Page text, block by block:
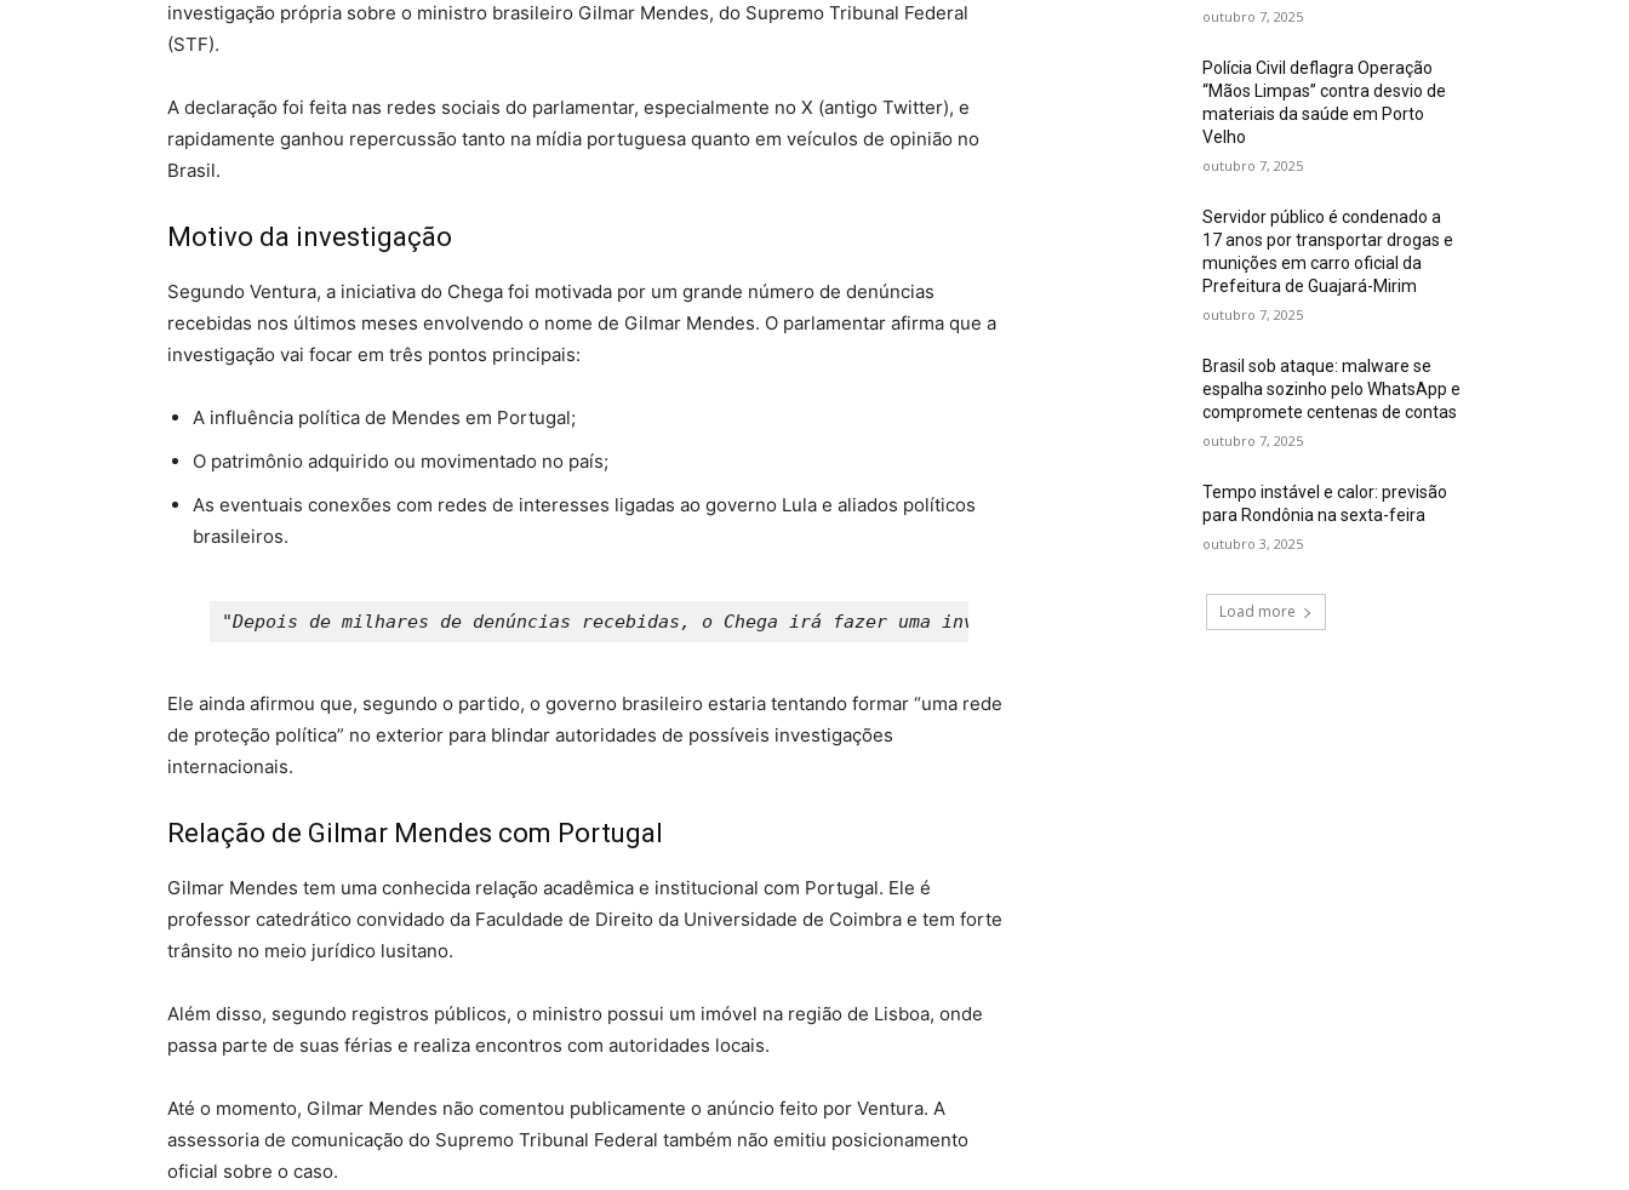
investigação própria sobre o ministro brasileiro Gilmar Mendes, do Supremo Tribunal Federal
(STF).
A declaração foi feita nas redes sociais do parlamentar, especialmente no X (antigo Twitter), e
rapidamente ganhou repercussão tanto na mídia portuguesa quanto em veículos de opinião no
Brasil.
Motivo da investigação
Segundo Ventura, a iniciativa do Chega foi motivada por um grande número de denúncias
recebidas nos últimos meses envolvendo o nome de Gilmar Mendes. O parlamentar afirma que a
investigação vai focar em três pontos principais:
A influência política de Mendes em Portugal;
O patrimônio adquirido ou movimentado no país;
As eventuais conexões com redes de interesses ligadas ao governo Lula e aliados políticos
brasileiros.
"Depois de milhares de denúncias recebidas, o Chega irá fazer uma investigação própria à influência, patrimônio e rede de
Ele ainda afirmou que, segundo o partido, o governo brasileiro estaria tentando formar “uma rede
de proteção política” no exterior para blindar autoridades de possíveis investigações
internacionais.
Relação de Gilmar Mendes com Portugal
Gilmar Mendes tem uma conhecida relação acadêmica e institucional com Portugal. Ele é
professor catedrático convidado da Faculdade de Direito da Universidade de Coimbra e tem forte
trânsito no meio jurídico lusitano.
Além disso, segundo registros públicos, o ministro possui um imóvel na região de Lisboa, onde
passa parte de suas férias e realiza encontros com autoridades locais.
Até o momento, Gilmar Mendes não comentou publicamente o anúncio feito por Ventura. A
assessoria de comunicação do Supremo Tribunal Federal também não emitiu posicionamento
oficial sobre o caso.
outubro 7, 2025
Polícia Civil deflagra Operação
“Mãos Limpas” contra desvio de
materiais da saúde em Porto
Velho
outubro 7, 2025
Servidor público é condenado a
17 anos por transportar drogas e
munições em carro oficial da
Prefeitura de Guajará-Mirim
outubro 7, 2025
Brasil sob ataque: malware se
espalha sozinho pelo WhatsApp e
compromete centenas de contas
outubro 7, 2025
Tempo instável e calor: previsão
para Rondônia na sexta-feira
outubro 3, 2025
Load more